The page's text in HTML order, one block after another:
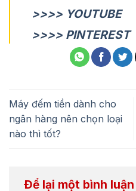
>>>> YOUTUBE
>>>> PINTEREST
Máy đếm tiền dành cho
ngân hàng nên chọn loại
nào thì tốt?
Để lại một bình luận